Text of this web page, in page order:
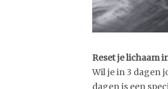
Reset je lichaam
Wil je in 3 dagen
dagen is een